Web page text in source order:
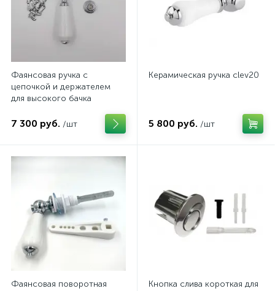
Фаянсовая ручка с
цепочкой и держателем
для высокого бачка
7 300 руб. /шт
Керамическая ручка clev20
5 800 руб. /шт
Фаянсовая поворотная
Кнопка слива короткая для